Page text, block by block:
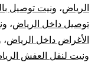
الرياض، ونيت توصيل
توصيل داخل الرياض،
الأغراض داخل الرياض،
ونيت لنقل العفش